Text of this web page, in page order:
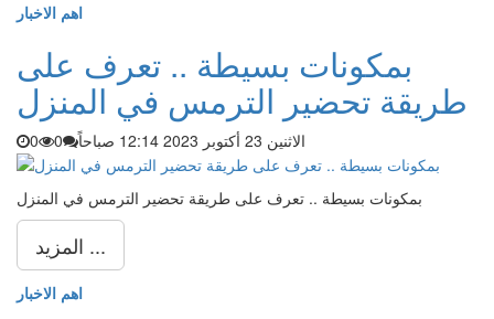
اهم الاخبار
بمكونات بسيطة .. تعرف على
طريقة تحضير الترمس في المنزل
الاثنين 23 أكتوبر 2023 12:14 صباحاً 0
0
بمكونات بسيطة .. تعرف على طريقة تحضير الترمس في المنزل
المزيد ...
اهم الاخبار